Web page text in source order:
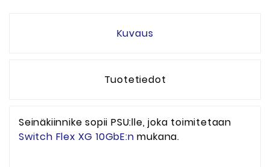
Kuvaus
Tuotetiedot
Seinäkiinnike sopii PSU:lle, joka toimitetaan
Switch Flex XG 10GbE:n mukana.